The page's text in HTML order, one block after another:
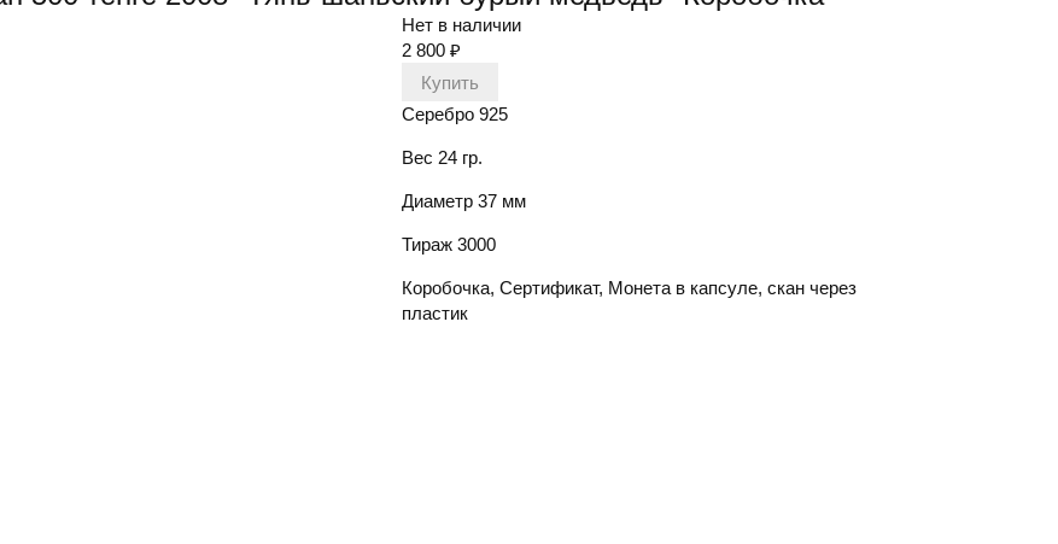
Нет в наличии
2 800 ₽
Серебро 925
Вес 24 гр.
Диаметр 37 мм
Тираж 3000
Коробочка, Сертификат, Монета в капсуле, скан через
пластик